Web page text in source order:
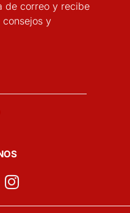
de correo y recibe
y